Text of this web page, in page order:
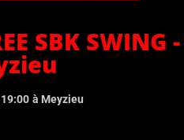
SBK SWING -
à Meyzieu